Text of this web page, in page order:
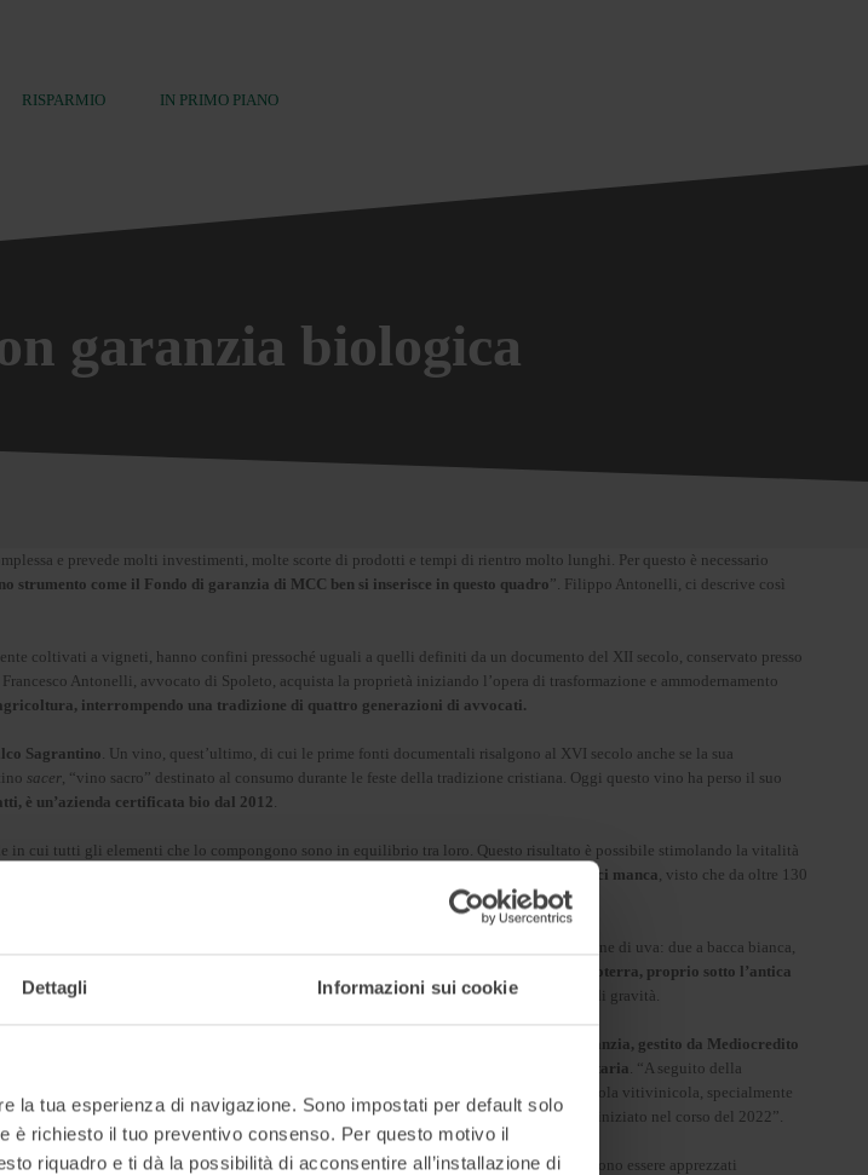
Dettagli Informazioni sui cookie
la tua esperienza di navigazione. Sono impostati per default solo
richiesto il tuo preventivo consenso. Per questo motivo il
riquadro e ti dà la possibilità di acconsentire all’installazione di
RISPARMIO IN PRIMO PIANO
garanzia biologica
e prevede molti investimenti, molte scorte di prodotti e tempi di rientro molto lunghi. Per questo è necessario
strumento come il Fondo di garanzia di MCC ben si inserisce in questo quadro”. Filippo Antonelli, ci descrive così
coltivati a vigneti, hanno confini pressoché uguali a quelli definiti da un documento del XII secolo, conservato presso
Antonelli, avvocato di Spoleto, acquista la proprietà iniziando l’opera di trasformazione e ammodernamento
interrompendo una tradizione di quattro generazioni di avvocati.
Sagrantino. Un vino, quest’ultimo, di cui le prime fonti documentali risalgono al XVI secolo anche se la sua
sacer, “vino sacro” destinato al consumo durante le feste della tradizione cristiana. Oggi questo vino ha perso il suo
è un’azienda certificata bio dal 2012.
in cui tutti gli elementi che lo compongono sono in equilibrio tra loro. Questo risultato è possibile stimolando la vitalità
esterni.
È un percorso lento, i cui frutti non saranno immediati, ma la pazienza non ci manca, visto che da oltre 130
specificità per una produzione concentrata principalmente su quattro varietà autoctone di uva: due a bacca bianca,
l
a produzione vera e propria del vino vene effettuata nella cantina costruita sottoterra, proprio sotto l’antica
l’uso di pompe che danneggerebbero l’integrità delle bucce, ma sfruttando solo la forza di gravità.
operazioni per complessivi 836mila euro con copertura all’80% del Fondo di garanzia, gestito da Mediocredito
di questo strumento agevolativo inaugurata durante il periodo dell’emergenza sanitaria. “A seguito della
di anticipo fatture e scoperti di conto corrente che male si addicono all’attività agricola vitivinicola, specialmente
le operazioni hanno dato anche respiro finanziario in quanto il pagamento delle rate è iniziato nel corso del 2022”.
cui il 25% derivante dall’export. Prodotti che, insieme ad altre specialità umbre, possono essere apprezzati